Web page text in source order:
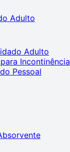
Adulto
Adulto
Incontinência
Pessoal